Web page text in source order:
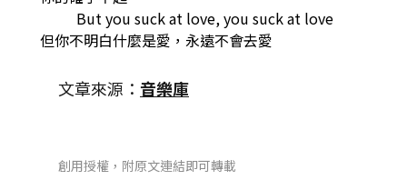
But you suck at love, you suck at love
但你不明白什麼是愛，永遠不會去愛
文章來源： 音樂庫
創用授權，附原文連結即可轉載